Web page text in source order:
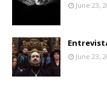
June 23,
June 23,